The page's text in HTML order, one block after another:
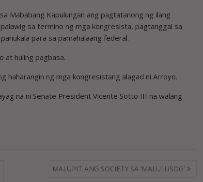
Mababang Kapulungan ang pagtatanong ng ilang
sa termino ng mga kongresista, pagtanggal sa
para sa pamahalaang federal.
at huling pagbasa.
haharangin ng mga kongresistang alagad ni Arroyo.
na ni Senate President Vicente Sotto III na walang
MALUPIT ANG SOCIETY SA ‘MALULUSOG’